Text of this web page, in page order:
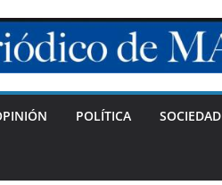
POLÍTICA SOCIEDAD